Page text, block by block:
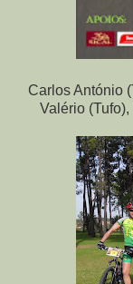
Carlos António
Valério